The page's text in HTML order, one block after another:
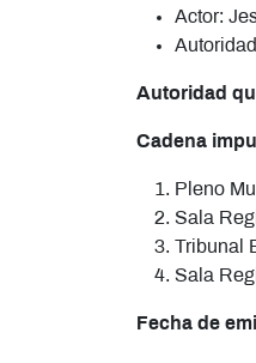
Actor:
Autoridad
Cadena
Pleno
Sala
Tribunal
Sala
Fecha de